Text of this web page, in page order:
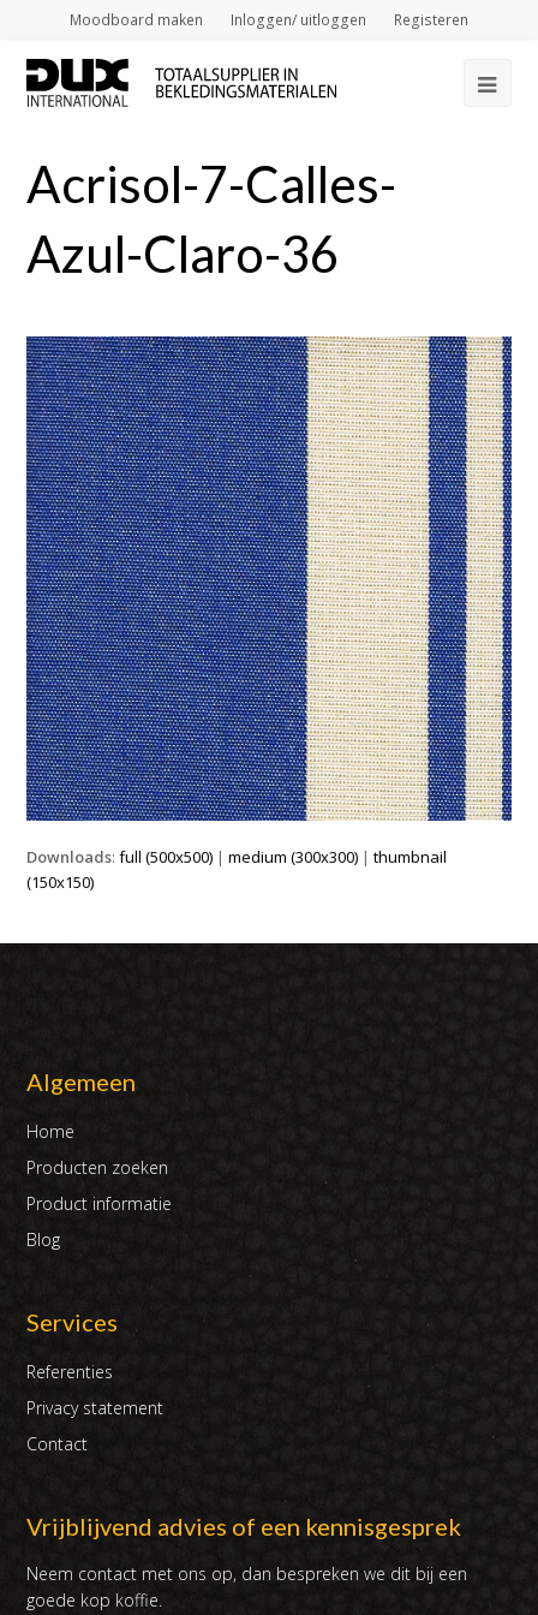
Moodboard maken Inloggen/ uitloggen Registeren
Acrisol-7-Calles-
Azul-Claro-36
Downloads:full (500x500) |medium (300x300) |thumbnail
(150x150)
Algemeen
Home
Producten zoeken
Product informatie
Blog
Services
Referenties
Privacy statement
Contact
Vrijblijvend advies of een kennisgesprek
Neem contact met ons op, dan bespreken we dit bij een
goede kop koffie.